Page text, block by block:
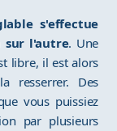
s'effectue
sur l'autre. Une
libre, il est alors
resserrer. Des
vous puissiez
par plusieurs